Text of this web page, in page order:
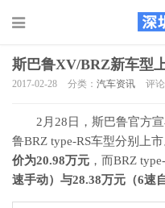
斯巴鲁XV/BRZ新车型
2017-02-28 分类： 汽车资讯 评
2月28日，斯巴鲁官方
鲁BRZ type-RS车型分别上
价为20.98万元 ，而BRZ
速手动）与28.38万元（6速